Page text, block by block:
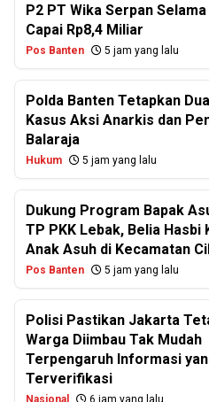
P2 PT Wika Serpan
Capai Rp8,4 Miliar
Pos Banten 5 jam yang lalu
Polda Banten Tetapkan
Kasus Aksi Anarkis dan
Balaraja
Hukum 5 jam yang lalu
Dukung Program Bapak
TP PKK Lebak, Belia Hasbi
Anak Asuh di Kecamatan
Pos Banten 5 jam yang lalu
Polisi Pastikan Jakarta
Warga Diimbau Tak Mudah
Terpengaruh Informasi
Terverifikasi
Nasional 6 jam yang lalu